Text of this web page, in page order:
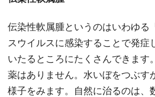
伝染性軟属腫というのはいわゆる
スウイルスに感染することで発症
いたるところにたくさんできます
薬はありません。水いぼをつぶす
様子をみます。自然に治るのは、